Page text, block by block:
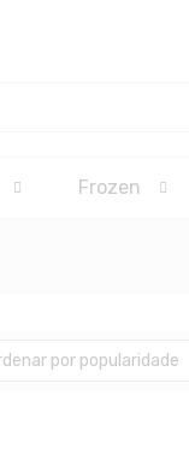
Frozen
por popularidade